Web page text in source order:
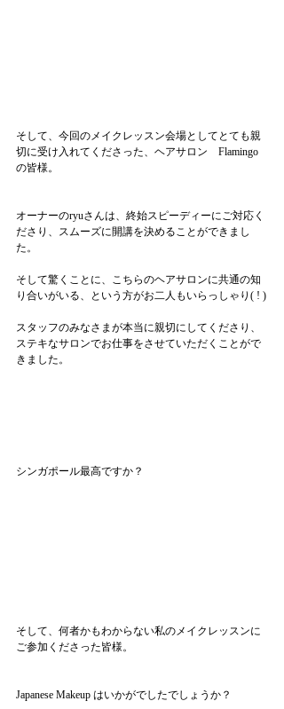
そして、今回のメイクレッスン会場としてとても親
切に受け入れてくださった、ヘアサロン　Flamingo
の皆様。
オーナーのryuさんは、終始スピーディーにご対応く
ださり、スムーズに開講を決めることができまし
た。
そして驚くことに、こちらのヘアサロンに共通の知
り合いがいる、という方がお二人もいらっしゃり( ! )
スタッフのみなさまが本当に親切にしてくださり、
ステキなサロンでお仕事をさせていただくことがで
きました。
シンガポール最高ですか？
そして、何者かもわからない私のメイクレッスンに
ご参加くださった皆様。
Japanese Makeup はいかがでしたでしょうか？